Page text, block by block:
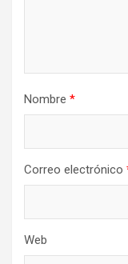
Nombre *
Correo electrónico
Web